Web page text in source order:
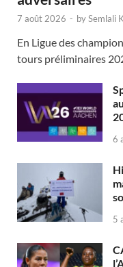
7 août 2026 - bySemlali
En Ligue des
tours préliminaires
6
5